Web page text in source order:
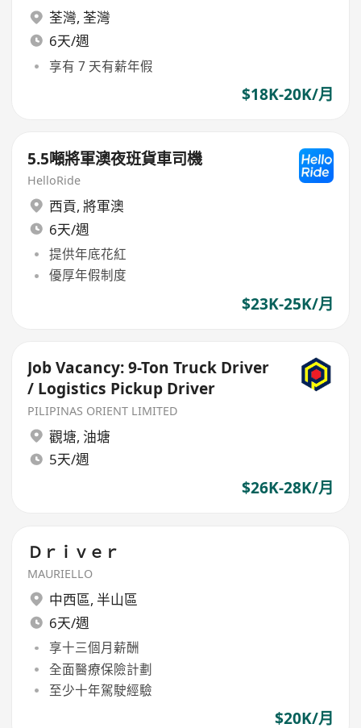
荃灣, 荃灣
6天/週
享有 7 天有薪年假
$18K-20K/月
5.5噸將軍澳夜班貨車司機
HelloRide
西貢, 將軍澳
6天/週
提供年底花紅
優厚年假制度
$23K-25K/月
Job Vacancy: 9-Ton Truck Driver
/ Logistics Pickup Driver
PILIPINAS ORIENT LIMITED
觀塘, 油塘
5天/週
$26K-28K/月
Ｄｒｉｖｅｒ
MAURIELLO
中西區, 半山區
6天/週
享十三個月薪酬
全面醫療保險計劃
至少十年駕駛經驗
$20K/月